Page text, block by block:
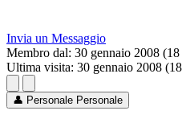
Invia un Messaggio
Membro dal: 30 gennaio 2008
Ultima visita: 30 gennaio 2008
👤 Personale Personale